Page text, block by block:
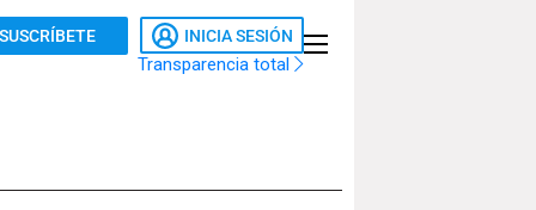
SUSCRÍBETE INICIA SESIÓN
Transparencia total